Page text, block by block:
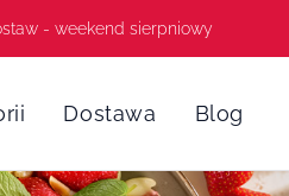
- weekend sierpniowy
Dostawa Blog